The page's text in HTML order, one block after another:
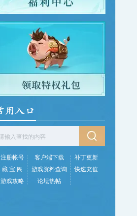
注册帐号 客户端下载
补丁更新
藏 宝 阁
游戏资料查询
快速充值
游戏攻略
论坛热帖